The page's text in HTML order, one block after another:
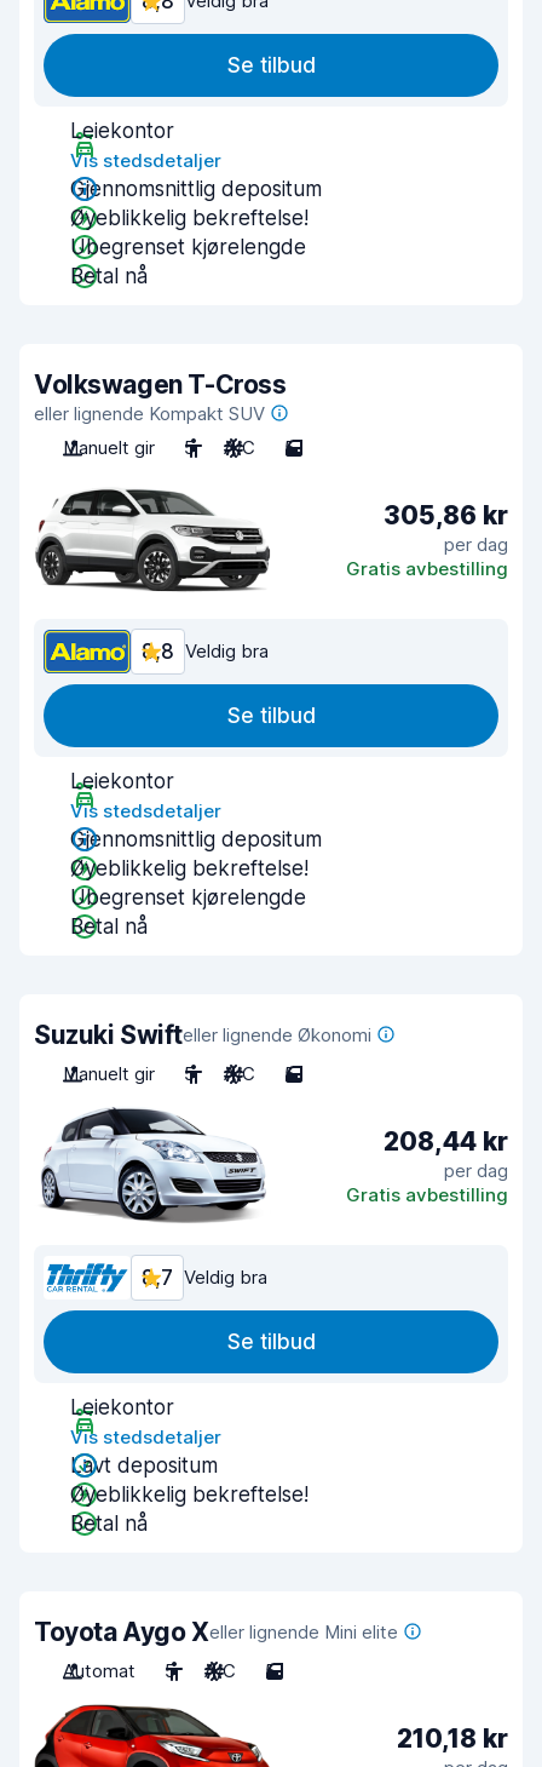
Se tilbud
Leiekontor
Vis stedsdetaljer
Gjennomsnittlig depositum
Øyeblikkelig bekreftelse!
Ubegrenset kjørelengde
Betal nå
Volkswagen T-Cross
eller lignende Kompakt SUV
Manuelt gir
5 A/C 5
305,86 kr
per dag
Gratis avbestilling
8,8 Veldig bra
Se tilbud
Leiekontor
Vis stedsdetaljer
Gjennomsnittlig depositum
Øyeblikkelig bekreftelse!
Ubegrenset kjørelengde
Betal nå
Suzuki Swifteller lignende Økonomi
Manuelt gir
5 A/C 5
208,44 kr
per dag
Gratis avbestilling
8,7 Veldig bra
Se tilbud
Leiekontor
Vis stedsdetaljer
Lavt depositum
Øyeblikkelig bekreftelse!
Betal nå
Toyota Aygo Xeller lignende Mini elite
Automat
5 A/C 5
210,18 kr